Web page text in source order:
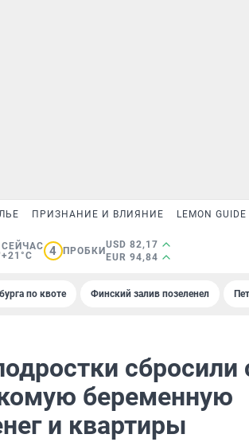
ПРИЗНАНИЕ И ВЛИЯНИЕ LEMON GUIDE
СЕЙЧАС
+21°C
4 ПРОБКИ
USD 82,17
EUR 94,84
по квоте Финский залив позеленел
сбросили
беременную
и квартиры